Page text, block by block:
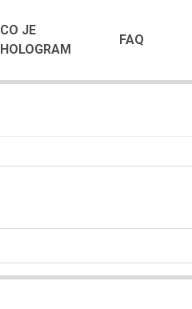
CO JE
HOLOGRAM
FAQ